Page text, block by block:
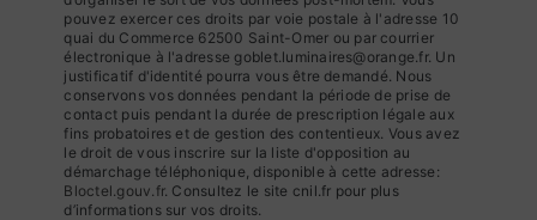
pouvez exercer ces droits par voie postale à l'adresse 10
quai du Commerce 62500 Saint-Omer ou par courrier
électronique à l'adresse goblet.luminaires@orange.fr. Un
justificatif d'identité pourra vous être demandé. Nous
conservons vos données pendant la période de prise de
contact puis pendant la durée de prescription légale aux
fins probatoires et de gestion des contentieux. Vous avez
le droit de vous inscrire sur la liste d'opposition au
démarchage téléphonique, disponible à cette adresse:
Bloctel.gouv.fr. Consultez le site cnil.fr pour plus
d’informations sur vos droits.